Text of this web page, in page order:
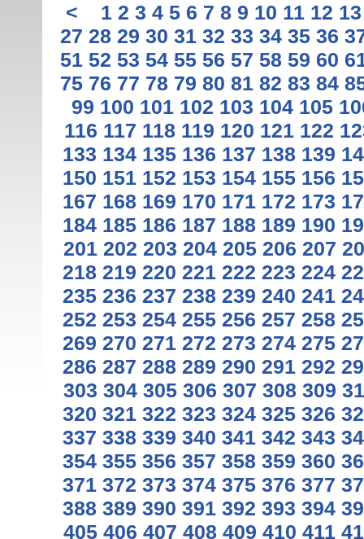
< 1 2 3 4 5 6 7 8 9 10 11 12 13
27 28 29 30 31 32 33 34 35 36
51 52 53 54 55 56 57 58 59 60
75 76 77 78 79 80 81 82 83 84
99 100 101 102 103 104 105
116 117 118 119 120 121 122
133 134 135 136 137 138 139
150 151 152 153 154 155 156
167 168 169 170 171 172 173
184 185 186 187 188 189 190
201 202 203 204 205 206 207
218 219 220 221 222 223 224
235 236 237 238 239 240 241
252 253 254 255 256 257 258
269 270 271 272 273 274 275
286 287 288 289 290 291 292
303 304 305 306 307 308 309
320 321 322 323 324 325 326
337 338 339 340 341 342 343
354 355 356 357 358 359 360
371 372 373 374 375 376 377
388 389 390 391 392 393 394
405 406 407 408 409 410 411